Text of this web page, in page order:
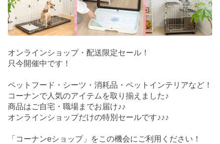
オンラインショップ・配送限定セール！
只今開催中です！
ペットフード・シーツ・消耗品・ペットインテリアなど！
コーナンで人気のアイテムを取り揃えました♪
商品はご自宅・職場までお届け♪♪
オンラインショップだけの特別セールです♪♪♪
「コーナンeショップ」をこの機会にご利用ください！